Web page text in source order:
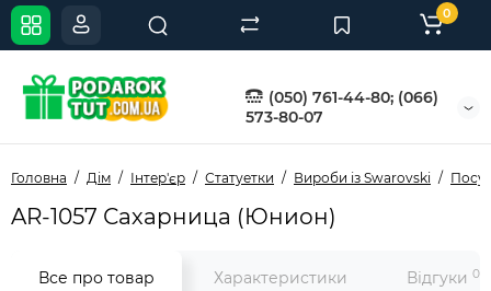
(050) 761-44-80; (066)
573-80-07
0
Головна Дім Інтер'єр Статуетки Вироби із Swarovski
AR-1057 Сахарница (Юнион)
Все про товар Характеристики Відгуки 0